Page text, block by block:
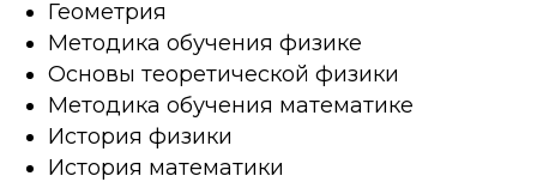
Геометрия
Методика обучения физике
Основы теоретической физики
Методика обучения математике
История физики
История математики